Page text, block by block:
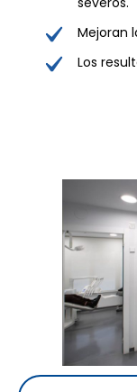
Mejoran
Los